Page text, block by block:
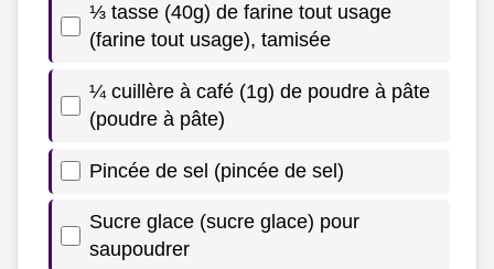
⅓ tasse (40g) de farine tout usage
(farine tout usage), tamisée
¼ cuillère à café (1g) de poudre à pâte
(poudre à pâte)
Pincée de sel (pincée de sel)
Sucre glace (sucre glace) pour
saupoudrer